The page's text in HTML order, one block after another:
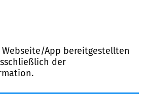
App bereitgestellten
der